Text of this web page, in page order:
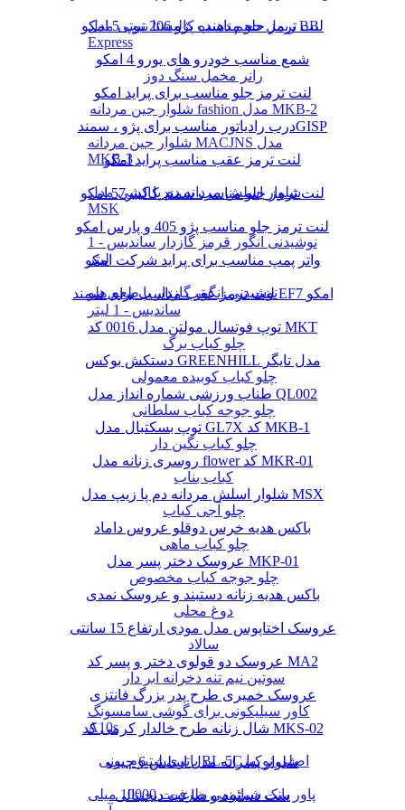
ریمل حجم دهنده کالیستا بیوتی مدل BB
Express
رانر مخمل سنگ دوز
شلوار جین مردانه fashion مدل MKB-2
شلوار جین مردانه MACJNS مدل
MKB-3
شلوار اسلش مردانه دم پا کشی مدل
MSK
نوشیدنی انگور قرمز گازدار ساندیس - 1
لیتر
نوشیدنی انگور گازدار با طعم هلو
ساندیس - 1 لیتر
چلو کباب برگ
چلو کباب کوبیده معمولی
چلو جوجه کباب سلطانی
چلو کباب نگین دار
کباب بناب
چلو آجی کباب
چلو کباب ماهی
چلو جوجه کباب مخصوص
دوغ محلی
سالاد
سوتین نیم تنه دخرانه ابر دار
کاور سیلیکونی برای گوشی سامسونگ
A10s
باتری لیتیوم یونی BL-5C اصلی نوکیا
پاور بانک شیائومی ظرفیت 10000 میلی
لنت ترمز جلو مناسب پژو 206 تیپ 5 امکو
شمع مناسب خودرو های یورو 4 امکو
لنت ترمز جلو مناسب برای پراید امکو
درب رادیاتور مناسب برای پژو ، سمندGISP
لنت ترمز عقب مناسب پراید امکو
لنت ترمز جلو مناسب سمند کالیبر57 امکو
لنت ترمز جلو مناسب پژو 405 و پارس امکو
واتر پمپ مناسب برای پراید شرکت امکو
لنت ترمز عقب مناسب برای سمند EF7 امکو
توپ فوتسال مولتن مدل 0016 کد MKT
دستکش بوکس GREENHILL مدل تایگر
طناب ورزشی شماره انداز مدل QL002
توپ بسکتبال مدل GL7X کد MKB-1
روسری زنانه مدل flower کد MKR-01
شلوار اسلش مردانه دم پا زیپ مدل MSX
باکس هدیه خرس دوقلو عروس داماد
عروسک دختر پسر مدل MKP-01
باکس هدیه زنانه دستبند و عروسک نمدی
عروسک اختاپوس مدل مودی ارتفاع 15 سانتی
عروسک دو قولوی دختر و پسر کد MA2
عروسک خمیری طرح پدر بزرگ فانتزی
شال زنانه طرح خالدار کرمی کد MKS-02
شلوار پسرانه مدل اسلش 6 جیب
ست دستبند و ساعت دیجیتالی